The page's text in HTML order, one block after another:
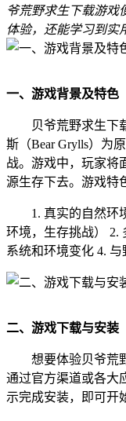
爷荒野求生下载游戏
体验，还能学习到实
一、游戏背景及特色
贝爷荒野求生下
斯（Bear Grylls）为
战。游戏中，玩家将
源生存下去。游戏特
1. 真实的自然环
环境，生存挑战） 2.
系统和环境变化 4.
二、游戏下载与安装
想要体验贝爷荒
通过官方渠道或各大
示完成安装，即可开